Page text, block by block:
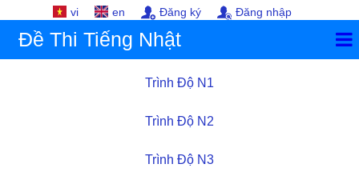
vi en Đăng ký Đăng nhập
Đề Thi Tiếng Nhật
Trình Độ N1
Trình Độ N2
Trình Độ N3